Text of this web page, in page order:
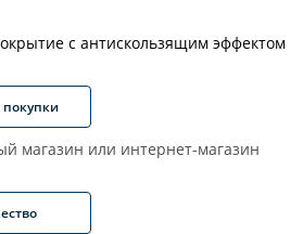
с антискользящим эффектом
покупки
магазин или интернет-магазин